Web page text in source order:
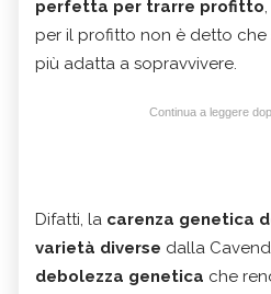
perfetta per trarre profitto
per il profitto non è detto che
più adatta a sopravvivere.
Continua a leggere
Difatti, la carenza genetica
varietà diverse dalla
debolezza genetica che